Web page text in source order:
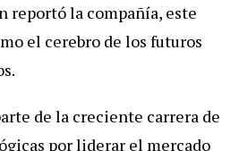
reportó la compañía, este
el cerebro de los futuros
de la creciente carrera de
por liderar el mercado